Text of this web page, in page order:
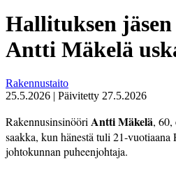
Hallituksen jäsen
Antti Mäkelä
Rakennustaito
25.5.2026 | Päivitetty 27.5.2026
RakennusinsinööriAntti Mäkelä,
saakka, kun hänestä tuli 21-vuo­tiaana
johtokunnan puheenjohtaja.